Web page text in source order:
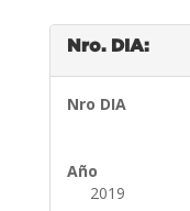
Nro. DIA:
Nro DIA
Año
2019